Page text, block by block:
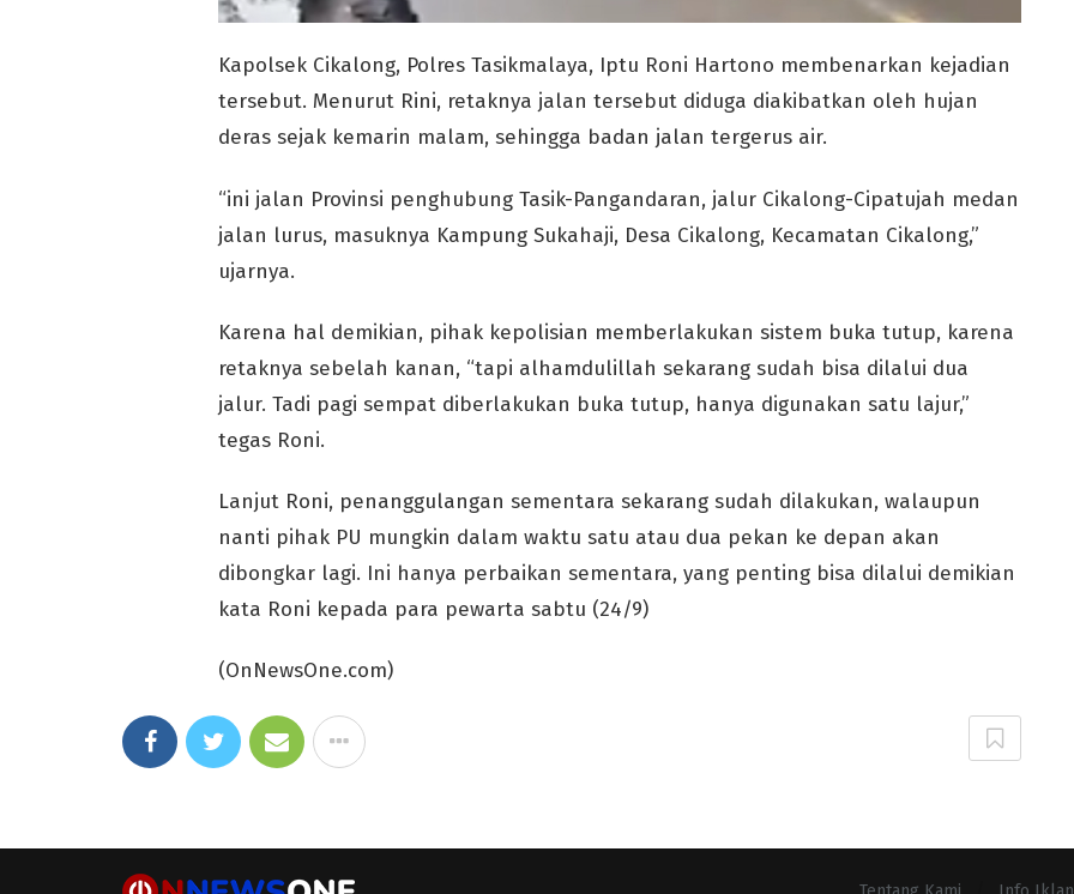
Kapolsek Cikalong, Polres Tasikmalaya, Iptu Roni Hartono membenarkan kejadian
tersebut. Menurut Rini, retaknya jalan tersebut diduga diakibatkan oleh hujan
deras sejak kemarin malam, sehingga badan jalan tergerus air.
“ini jalan Provinsi penghubung Tasik-Pangandaran, jalur Cikalong-Cipatujah medan
jalan lurus, masuknya Kampung Sukahaji, Desa Cikalong, Kecamatan Cikalong,”
ujarnya.
Karena hal demikian, pihak kepolisian memberlakukan sistem buka tutup, karena
retaknya sebelah kanan, “tapi alhamdulillah sekarang sudah bisa dilalui dua
jalur. Tadi pagi sempat diberlakukan buka tutup, hanya digunakan satu lajur,”
tegas Roni.
Lanjut Roni, penanggulangan sementara sekarang sudah dilakukan, walaupun
nanti pihak PU mungkin dalam waktu satu atau dua pekan ke depan akan
dibongkar lagi. Ini hanya perbaikan sementara, yang penting bisa dilalui demikian
kata Roni kepada para pewarta sabtu (24/9)
(OnNewsOne.com)